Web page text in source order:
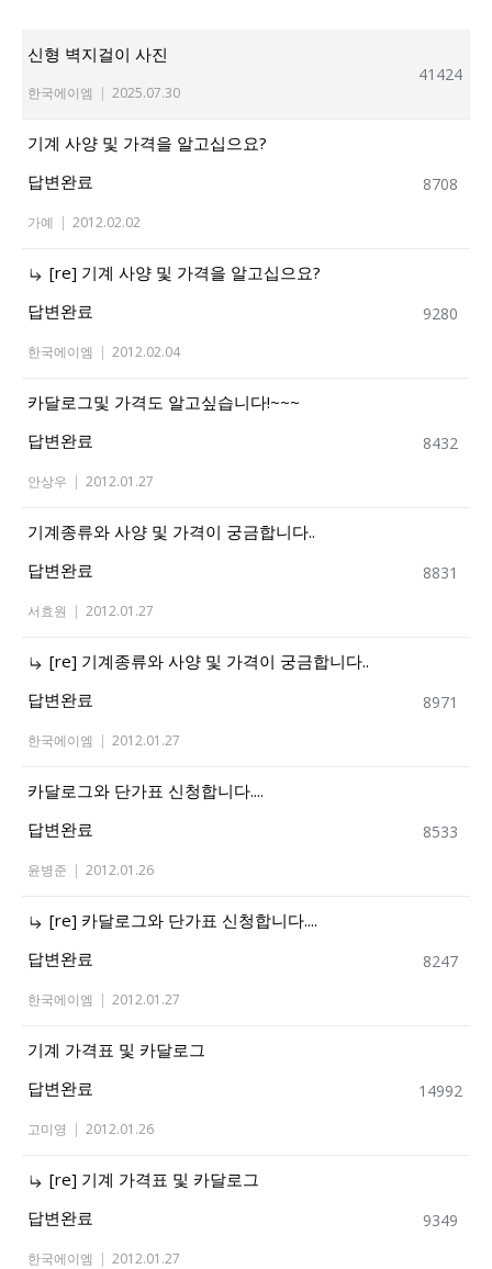
신형 벽지걸이 사진
한국에이엠 | 2025.07.30
41424
기계 사양 및 가격을 알고십으요?
답변완료
가예 | 2012.02.02
8708
[re] 기계 사양 및 가격을 알고십으요?
답변완료
한국에이엠 | 2012.02.04
9280
카달로그및 가격도 알고싶습니다!~~~
답변완료
안상우 | 2012.01.27
8432
기계종류와 사양 및 가격이 궁금합니다..
답변완료
서효원 | 2012.01.27
8831
[re] 기계종류와 사양 및 가격이 궁금합니다..
답변완료
한국에이엠 | 2012.01.27
8971
카달로그와 단가표 신청합니다....
답변완료
윤병준 | 2012.01.26
8533
[re] 카달로그와 단가표 신청합니다....
답변완료
한국에이엠 | 2012.01.27
8247
기계 가격표 및 카달로그
답변완료
고미영 | 2012.01.26
14992
[re] 기계 가격표 및 카달로그
답변완료
한국에이엠 | 2012.01.27
9349